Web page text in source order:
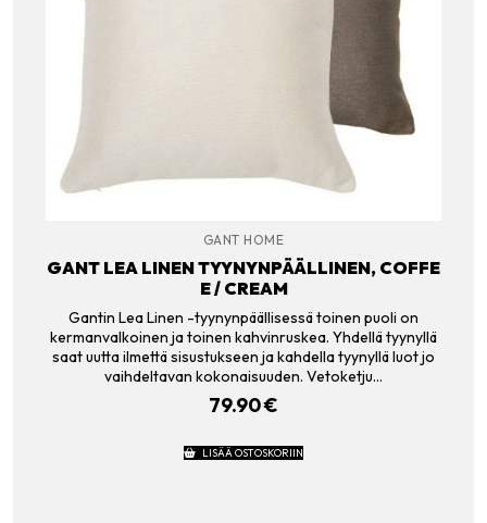
GANT HOME
GANT LEA LINEN TYYNYNPÄÄLLINEN, COFFE
E / CREAM
Gantin Lea Linen -tyynynpäällisessä toinen puoli on
kermanvalkoinen ja toinen kahvinruskea. Yhdellä tyynyllä
saat uutta ilmettä sisustukseen ja kahdella tyynyllä luot jo
vaihdeltavan kokonaisuuden. Vetoketju…
79.90€
LISÄÄ OSTOSKORIIN